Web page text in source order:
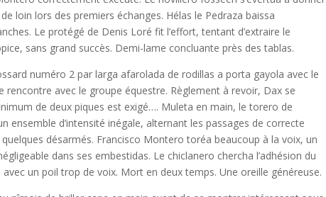
loin lors des premiers échanges. Hélas le Pedraza baissa
Le protégé de Denis Loré fit l’effort, tentant d’extraire le
sans grand succès. Demi-lame concluante près des tablas.
numéro 2 par larga afarolada de rodillas a porta gayola avec le
avec le groupe équestre. Règlement à revoir, Dax se
de deux piques est exigé…. Muleta en main, le torero de
ensemble d’intensité inégale, alternant les passages de correcte
désarmés. Francisco Montero toréa beaucoup à la voix, un
dans ses embestidas. Le chiclanero chercha l’adhésion du
un poil trop de voix. Mort en deux temps. Une oreille généreuse.